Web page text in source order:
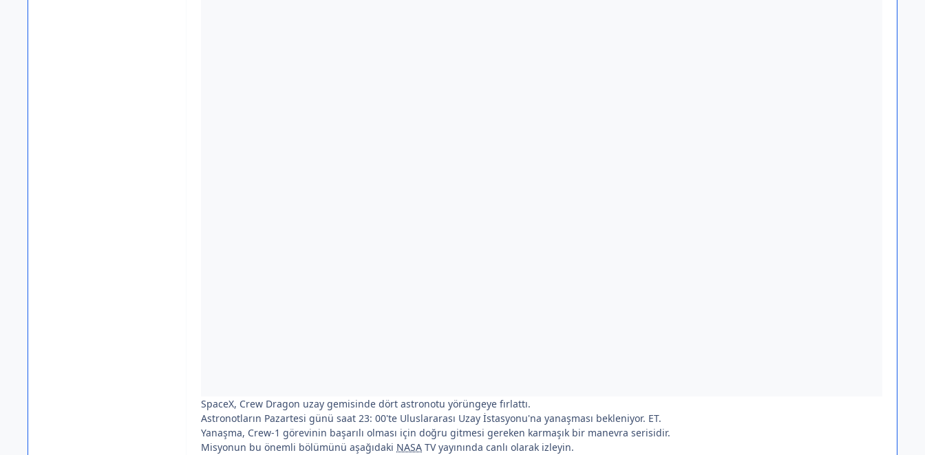
SpaceX, Crew Dragon uzay gemisinde dört astronotu yörüngeye fırlattı.
Astronotların Pazartesi günü saat 23: 00'te Uluslararası Uzay İstasyonu'na yanaşması bekleniyor. ET.
Yanaşma, Crew-1 görevinin başarılı olması için doğru gitmesi gereken karmaşık bir manevra serisidir.
Misyonun bu önemli bölümünü aşağıdaki NASA TV yayınında canlı olarak izleyin.